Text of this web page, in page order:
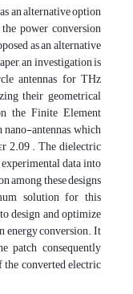
an alternative option
power conversion
as an alternative
an investigation is
antennas for THz
their geometrical
the Finite Element
antennas, which
2.09 . The dielectric
data into
among these designs
solution for this
design and optimize
energy conversion. It
patch consequently
the converted electric